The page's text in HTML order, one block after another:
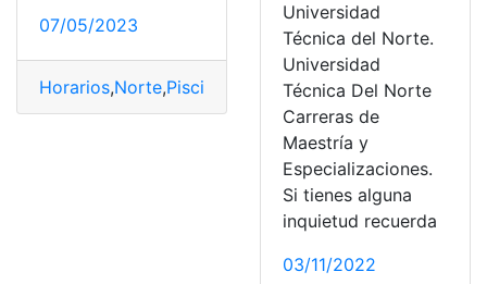
07/05/2023
Horarios,Norte,Piscinas ,sur,Sur de Quito,
Universidad
Técnica del Norte.
Universidad
Técnica Del Norte
Carreras de
Maestría y
Especializaciones.
Si tienes alguna
inquietud recuerda
03/11/2022